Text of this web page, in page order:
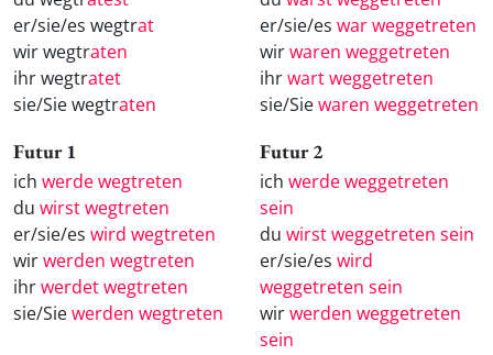
er/sie/es wegtrat
wir wegtraten
ihr wegtratet
sie/Sie wegtraten
er/sie/es war weggetreten
wirwaren weggetreten
ihrwart weggetreten
sie/Siewaren weggetreten
Futur 1
ich werde wegtreten
du wirst wegtreten
er/sie/es wird wegtreten
wirwerden wegtreten
ihrwerdet wegtreten
sie/Siewerden wegtreten
Futur 2
ich werde weggetreten
sein
du wirst weggetreten sein
er/sie/es wird
weggetreten sein
wirwerden weggetreten
sein